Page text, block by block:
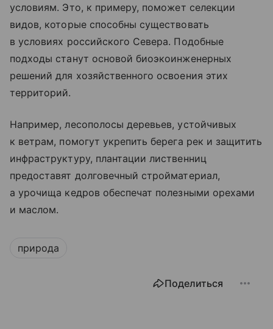
условиям. Это, к примеру, поможет селекции
видов, которые способны существовать
в условиях российского Севера. Подобные
подходы станут основой биоэкоинженерных
решений для хозяйственного освоения этих
территорий.
Например, лесополосы деревьев, устойчивых
к ветрам, помогут укрепить берега рек и защитить
инфраструктуру, плантации лиственниц
предоставят долговечный стройматериал,
а урочища кедров обеспечат полезными орехами
и маслом.
природа
Поделиться